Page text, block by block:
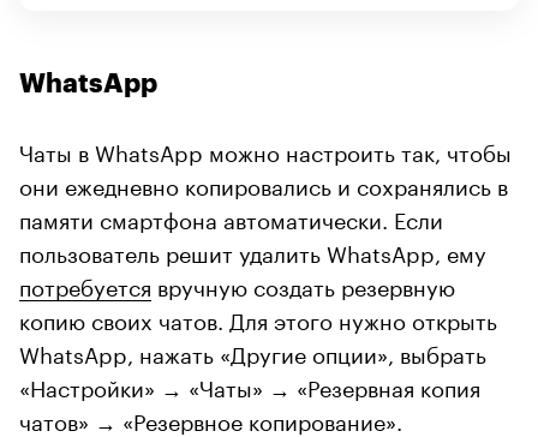
WhatsApp
Чаты в WhatsApp можно настроить так, чтобы
они ежедневно копировались и сохранялись в
памяти смартфона автоматически. Если
пользователь решит удалить WhatsApp, ему
потребуется вручную создать резервную
копию своих чатов. Для этого нужно открыть
WhatsApp, нажать «Другие опции», выбрать
«Настройки» → «Чаты» → «Резервная копия
чатов» → «Резервное копирование».